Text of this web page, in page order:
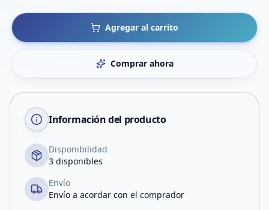
Agregar al carrito
Comprar ahora
Información del producto
Disponibilidad
3 disponibles
Envío
Envío a acordar con el comprador